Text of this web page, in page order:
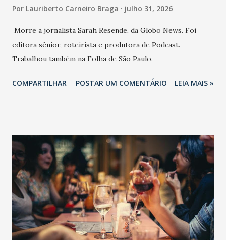
Por Lauriberto Carneiro Braga julho 31, 2026
Morre a jornalista Sarah Resende, da Globo News. Foi
editora sênior, roteirista e produtora de Podcast.
Trabalhou também na Folha de São Paulo.
COMPARTILHAR POSTAR UM COMENTÁRIO LEIA MAIS »